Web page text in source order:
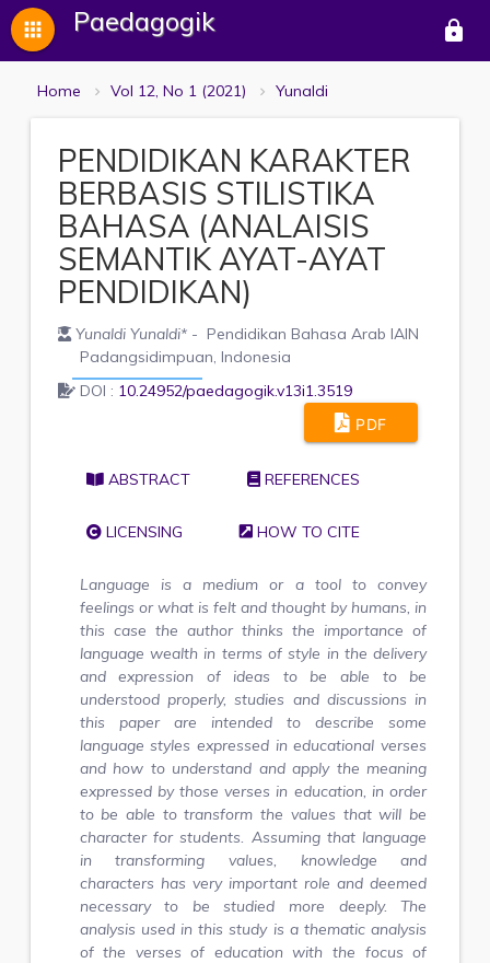
Paedagogik lock
apps
Home Vol 12, No 1 (2021) Yunaldi
PENDIDIKAN KARAKTER
BERBASIS STILISTIKA
BAHASA (ANALAISIS
SEMANTIK AYAT-AYAT
PENDIDIKAN)
Yunaldi Yunaldi*- Pendidikan Bahasa Arab IAIN
Padangsidimpuan, Indonesia
DOI : 10.24952/paedagogik.v13i1.3519
PDF
ABSTRACT REFERENCES
LICENSING HOW TO CITE
Language is a medium or a tool to convey
feelings or what is felt and thought by humans, in
this case the author thinks the importance of
language wealth in terms of style in the delivery
and expression of ideas to be able to be
understood properly, studies and discussions in
this paper are intended to describe some
language styles expressed in educational verses
and how to understand and apply the meaning
expressed by those verses in education, in order
to be able to transform the values that will be
character for students. Assuming that language
in transforming values, knowledge and
characters has very important role and deemed
necessary to be studied more deeply. The
analysis used in this study is a thematic analysis
of the verses of education with the focus of